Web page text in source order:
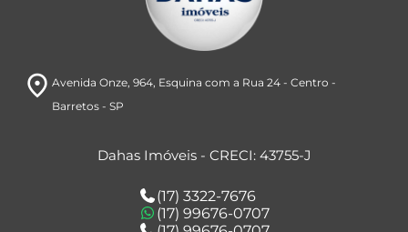
room Avenida Onze, 964, Esquina com a Rua 24- Centro -
Barretos- SP
Dahas Imóveis - CRECI: 43755-J
(17) 3322-7676
(17) 99676-0707